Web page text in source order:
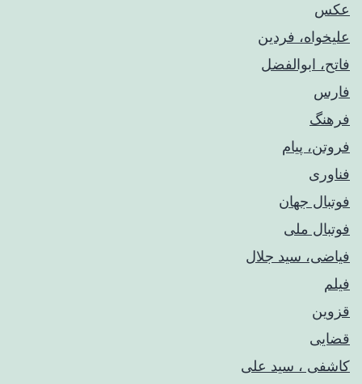
عکس
علیخواه، فردین
فاتح، ابوالفضل
فارس
فرهنگ
فروتن، پیام
فناوری
فوتبال جهان
فوتبال ملی
فیاضی، سید جلال
فیلم
قزوین
قضایی
کاشفی ، سید علی